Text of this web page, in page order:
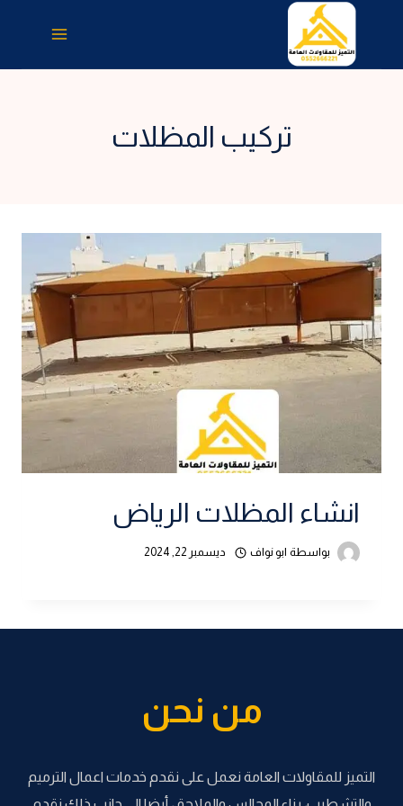
المحتوى
تركيب المظلات
انشاء المظلات الرياض
بواسطة ابو نواف ديسمبر 22, 2024
من نحن
التميز للمقاولات العامة نعمل على نقدم خدمات اعمال الترميم